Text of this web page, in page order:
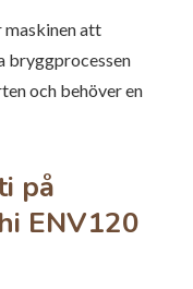
maskinen att
bryggprocessen
och behöver en
på
ENV120